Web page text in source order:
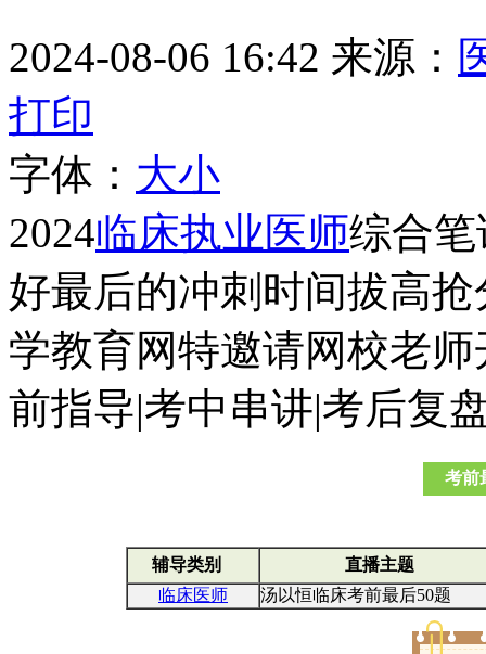
2024-08-06 16:42 来源：
打印
字体： 大小
2024临床执业医师综合
好最后的冲刺时间拔高
学教育网特邀请网校老师
前指导|考中串讲|考后复
考前
辅导类别
直播主题
临床医师
汤以恒临床考前最后50题